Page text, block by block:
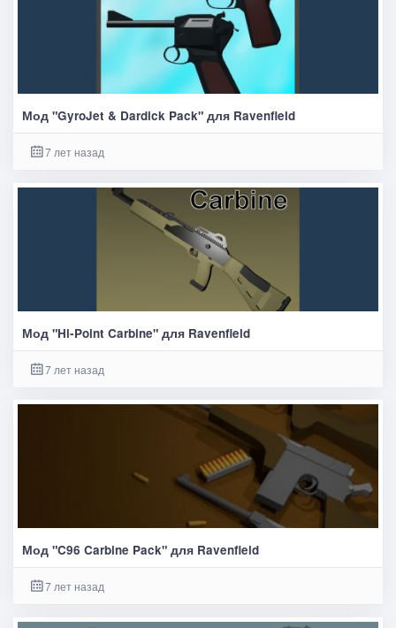
Мод "GyroJet & Dardick Pack" для Ravenfield
7 лет назад
Мод "Hi-Point Carbine" для Ravenfield
7 лет назад
Мод "C96 Carbine Pack" для Ravenfield
7 лет назад